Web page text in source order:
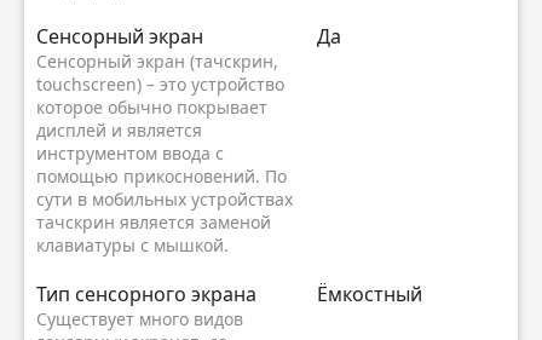
Сенсорный экран
Сенсорный экран (тачскрин,
touchscreen) – это устройство
которое обычно покрывает
дисплей и является
инструментом ввода с
помощью прикосновений. По
сути в мобильных устройствах
тачскрин является заменой
клавиатуры с мышкой.
Да
Тип сенсорного экрана
Существует много видов
Ёмкостный